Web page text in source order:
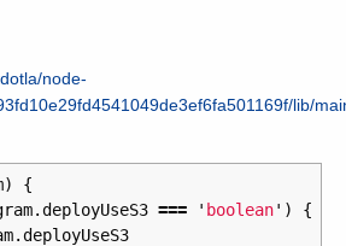
node-
lib/
)
{
.deployUseS3 === ' boolean' )
{
.deployUseS3